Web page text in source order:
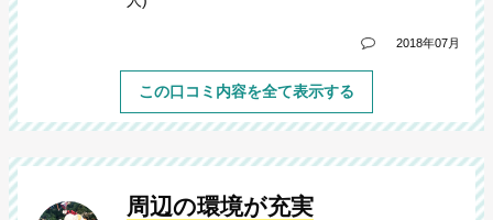
2018年07月
この口コミ内容を全て表示する
周辺の環境が充実